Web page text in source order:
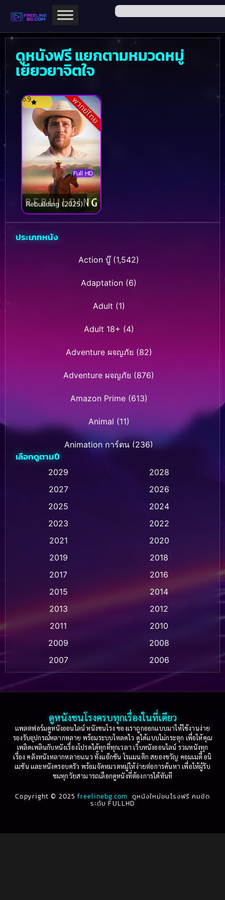
ดูหนังฟรี แยกตามหมวดหมู่
เยียวยาจิตใจ
พากย์ไทย
Full HD
6.9
Rebuilding (2025)
ประเภทหนัง
Action บู๊(1,542)
Adaptation (6)
Adult (1)
Adult 18+ (4)
Adventure ผจญภัย (82)
Adventure ผจญภัย (876)
Amazon Prime(613)
Animal (11)
Animation การ์ตูน (236)
Animation การ์ตูน (32)
Animation การ์ตูน (28)
Animation แอนิเมชัน (1)
Animation แอนิเมชั่น (1)
Based on a True Story เรื่องจริง(36)
Based on Novel(16)
Betrayal(1)
Biography(3)
Biography ชีวประวัติ (61)
เลือกดูตามปี
2029
2028
2027
2026
2025
2024
2023
2022
2021
2020
2019
2018
2017
2016
2015
2014
2013
2012
2011
2010
2009
2008
2007
2006
2005
2004
2003
2002
2001
2000
1999
1998
1997
1996
1995
1994
1993
1992
1991
1990
1987
1986
ดูหนังชนโรงครบทุกเรื่องในที่เดียว
แพลตฟอร์มดูหนังออนไลน์ หนังชนโรง ของเราถูกออกแบบมาให้ใช้งานง่าย
รองรับอุปกรณ์หลากหลาย พร้อมระบบโหลดไว ดูได้แบบไม่กระตุก เพื่อให้คุณ
เพลิดเพลินกับหนังเรื่องโปรดได้ทุกที่ทุกเวลา เว็บหนังออนไลน์ รวมหนังทุก
เรื่อง คลังหนังหลากหลายแนว ทั้งแอ็กชัน โรแมนติก สยองขวัญ คอมเมดี้ อนิ
เมชัน และหนังครอบครัว พร้อมจัดหมวดหมู่ให้ง่ายต่อการค้นหา เพื่อให้ผู้รับ
ชมทุกวัยสามารถเลือกดูหนังที่ต้องการได้ทันที
Copyright © 2025freelinebg.com ดูหนังใหม่ชนโรงฟรี คมชัด
ระดับ FULLHD